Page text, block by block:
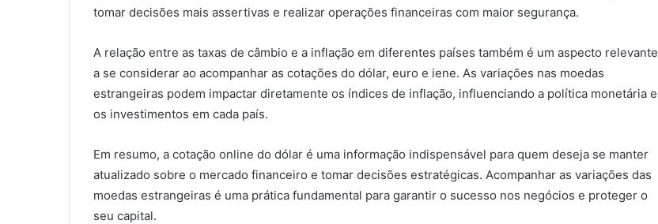
tomar decisões mais assertivas e realizar operações financeiras com maior segurança.
A relação entre as taxas de câmbio e a inflação em diferentes países também é um aspecto relevante
a se considerar ao acompanhar as cotações do dólar, euro e iene. As variações nas moedas
estrangeiras podem impactar diretamente os índices de inflação, influenciando a política monetária e
os investimentos em cada país.
Em resumo, a cotação online do dólar é uma informação indispensável para quem deseja se manter
atualizado sobre o mercado financeiro e tomar decisões estratégicas. Acompanhar as variações das
moedas estrangeiras é uma prática fundamental para garantir o sucesso nos negócios e proteger o
seu capital.